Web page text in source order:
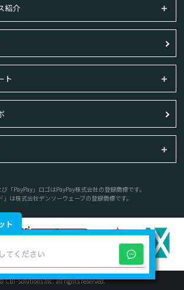
ト
紹介
ト
び「PayPay」ロゴはPayPay株式会社の登録商標です。
」は株式会社デンソーウェーブの登録商標です。
CBT-Solutions Inc. all rights reserved.